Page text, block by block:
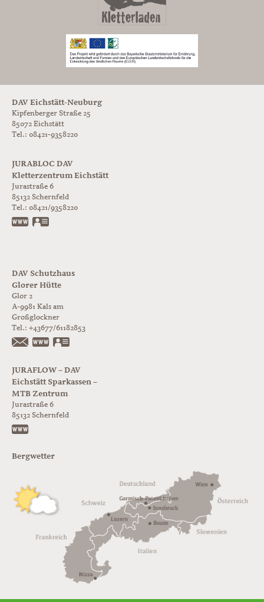
DAV Eichstätt-Neuburg
Kipfenberger Straße 25
85072 Eichstätt
Tel.: 08421-9358220
JURABLOC DAV
Kletterzentrum Eichstätt
Jurastraße 6
85132 Schernfeld
Tel.: 08421/9358220
www.jurabloc.de
DAV Schutzhaus
Glorer Hütte
Glor 2
A-9981 Kals am
Großglockner
Tel.: +43677/61182853
https://www.glorer-huette.at/
JURAFLOW – DAV
Eichstätt Sparkassen –
MTB Zentrum
Jurastraße 6
85132 Schernfeld
Bergwetter